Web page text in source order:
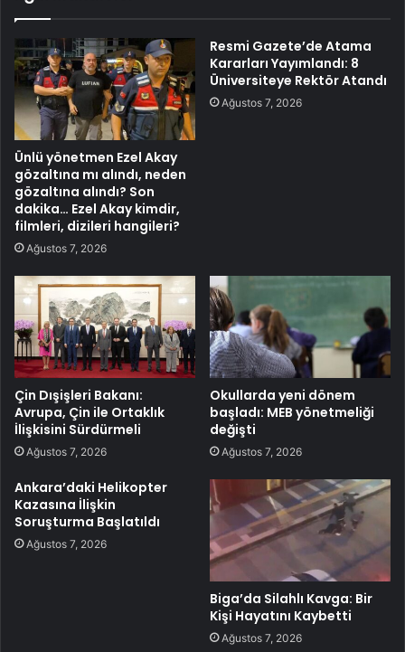
Ünlü yönetmen Ezel Akay
gözaltına mı alındı, neden
gözaltına alındı? Son
dakika… Ezel Akay kimdir,
filmleri, dizileri hangileri?
Ağustos 7, 2026
Resmi Gazete’de Atama
Kararları Yayımlandı: 8
Üniversiteye Rektör Atandı
Ağustos 7, 2026
Çin Dışişleri Bakanı:
Avrupa, Çin ile Ortaklık
İlişkisini Sürdürmeli
Ağustos 7, 2026
Okullarda yeni dönem
başladı: MEB yönetmeliği
değişti
Ağustos 7, 2026
Ankara’daki Helikopter
Kazasına İlişkin
Soruşturma Başlatıldı
Ağustos 7, 2026
Biga’da Silahlı Kavga: Bir
Kişi Hayatını Kaybetti
Ağustos 7, 2026